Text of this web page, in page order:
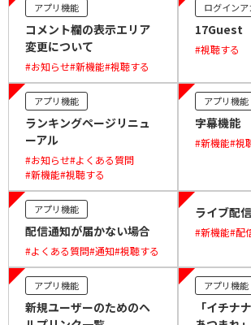
アプリ機能
コメント欄の表示エリア
変更について
#お知らせ#新機能#視聴する
ログイン
17Guest
#視聴する
アプリ機能
ランキングページリニュ
ーアル
#お知らせ#よくある質問
#新機能#視聴する
アプリ機能
字幕機能
#新機能#視
アプリ機能
配信通知が届かない場合
#よくある質問#通知#視聴する
ライブ配
#新機能#配
アプリ機能
新規ユーザーのためのヘ
アプリ機能
「イチナ